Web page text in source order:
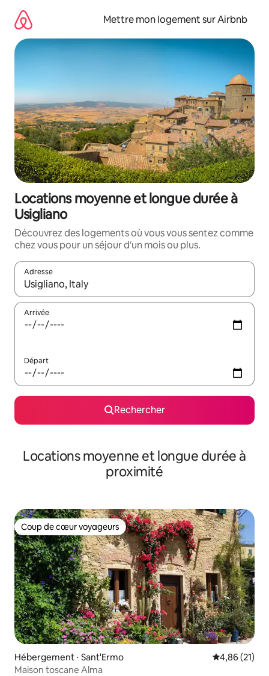
directement
contenu
Mettre mon logement sur Airbnb
Locations moyenne et longue durée à
Usigliano
Découvrez des logements où vous vous sentez comme
chez vous pour un séjour d'un mois ou plus.
Adresse
Lorsque les résultats s'affichent, utilisez les flèches vers le
Arrivée
Départ
Rechercher
Locations moyenne et longue durée à
proximité
Coup de cœur voyageurs
Coup de cœur voyageurs
Hébergement ⋅ Sant'Ermo Évaluation
4,86 (21)
Maison toscane Alma